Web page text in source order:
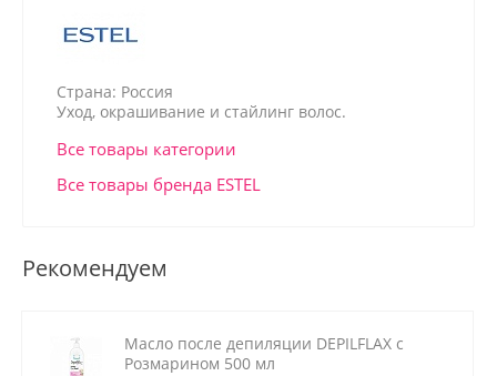
Страна: Россия
Уход, окрашивание и стайлинг волос.
Все товары категории
Все товары бренда ESTEL
Рекомендуем
Масло после депиляции DEPILFLAX с
Розмарином 500 мл